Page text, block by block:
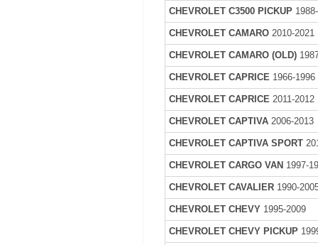
CHEVROLET C3500 PICKUP
CHEVROLET CAMARO 2010-2021
CHEVROLET CAMARO (OLD)
CHEVROLET CAPRICE 1966-1996
CHEVROLET CAPRICE2011-2012
CHEVROLET CAPTIVA 2006-2013
CHEVROLET CAPTIVA SPORT
CHEVROLET CARGO VAN 1997-
CHEVROLET CAVALIER 1990-
CHEVROLET CHEVY 1995-2009
CHEVROLET CHEVY PICKUP